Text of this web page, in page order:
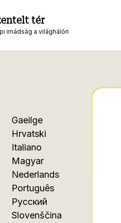
tér
imádság a világhálón
Gaeilge
Hrvatski
Italiano
Magyar
Nederlands
Português
Русский
Slovenščina